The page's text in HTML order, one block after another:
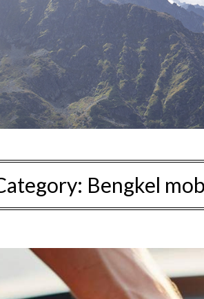
Bengkel